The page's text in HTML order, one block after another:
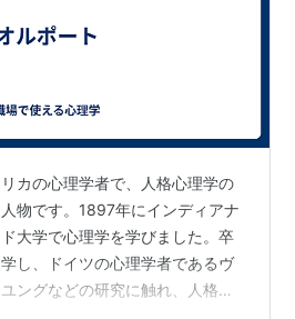
カの心理学者で、人格心理学の
物です。1897年にインディアナ
大学で心理学を学びました。卒
し、ドイツの心理学者であるヴ
ングなどの研究に触れ、人格の